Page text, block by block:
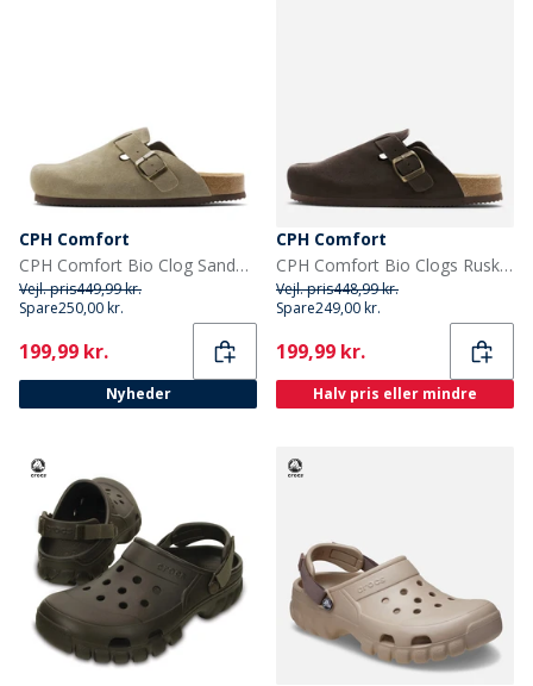
CPH Comfort
CPH Comfort Bio Clog Sandaler af ruskind Taupe
Vejl. pris449,99 kr.
Spare250,00 kr.
Current
199,99 kr.
Nyheder
CPH Comfort
CPH Comfort Bio Clogs Ruskind Sandaler Dark Brown
Vejl. pris448,99 kr.
Spare249,00 kr.
Current
199,99 kr.
Halv pris eller mindre